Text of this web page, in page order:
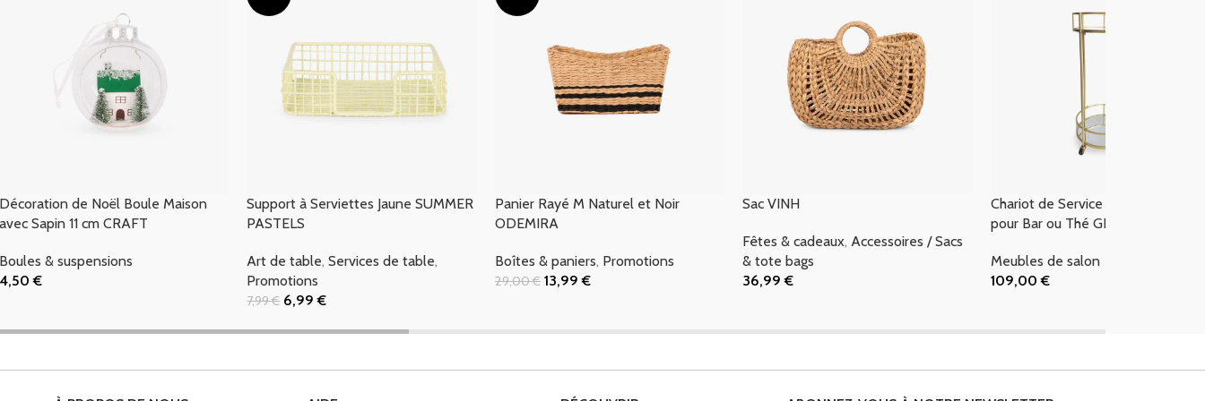
Décoration de Noël Boule Maison
avec Sapin 11 cm CRAFT
Boules & suspensions
4,50€
Support à Serviettes Jaune SUMMER
PASTELS
Art de table,Services de table,
Promotions
7,99€ 6,99€
Panier Rayé M Naturel et Noir
ODEMIRA
Boîtes & paniers, Promotions
29,00€ 13,99€
Sac VINH
Fêtes & cadeaux,Accessoires / Sacs
& tote bags
36,99€
Chariot de Service en Métal Doré
pour Bar ou Thé GIRONA
Meubles de salon
109,00€